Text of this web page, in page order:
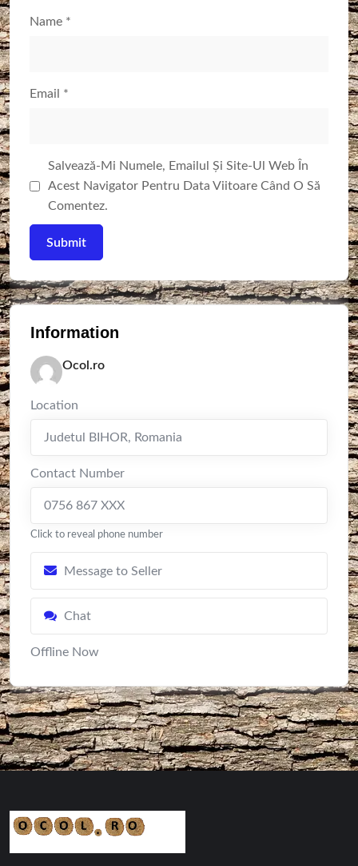
Name *
Email *
Salvează-Mi Numele, Emailul Și Site-Ul Web În
Acest Navigator Pentru Data Viitoare Când O Să
Comentez.
Information
Ocol.ro
Location
Judetul BIHOR, Romania
Contact Number
0756 867 XXX
Click to reveal phone number
Message to Seller
Chat
Offline Now